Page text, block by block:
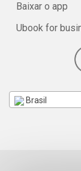
Baixar o app
Ubook for
Brasil